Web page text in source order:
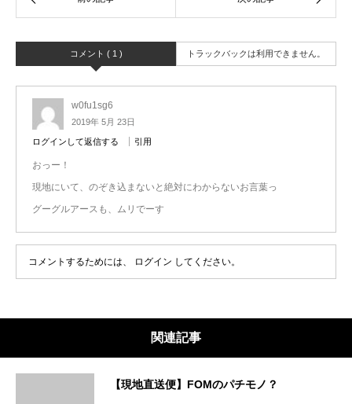
コメント ( 1 ) トラックバックは利用できません。
w0fu1sg6
2019年 5月 23日
ログインして返信する 引用
おっー！
現地にいて、のぞき込まないと絶対にわからないお言葉っ
グーグルアースも、ムリでーす
コメントするためには、 ログイン してください。
関連記事
【現地直送便】FOMのパチモノ？